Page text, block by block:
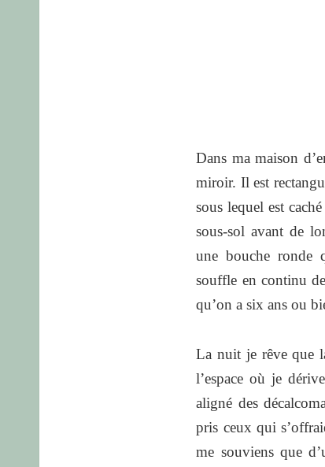
Dans ma maison
miroir. Il est
sous lequel est
sous-sol avant de
une bouche ronde
souffle en continu
qu’on a six ans ou
La nuit je rêve que
l’espace où je
aligné des
pris ceux qui
me souviens que